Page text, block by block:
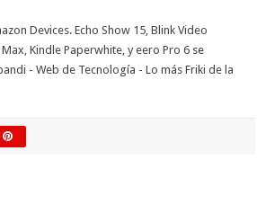
Devices. Echo Show 15, Blink Video
Kindle Paperwhite, y eero Pro 6 se
- Web de Tecnología - Lo más Friki de la